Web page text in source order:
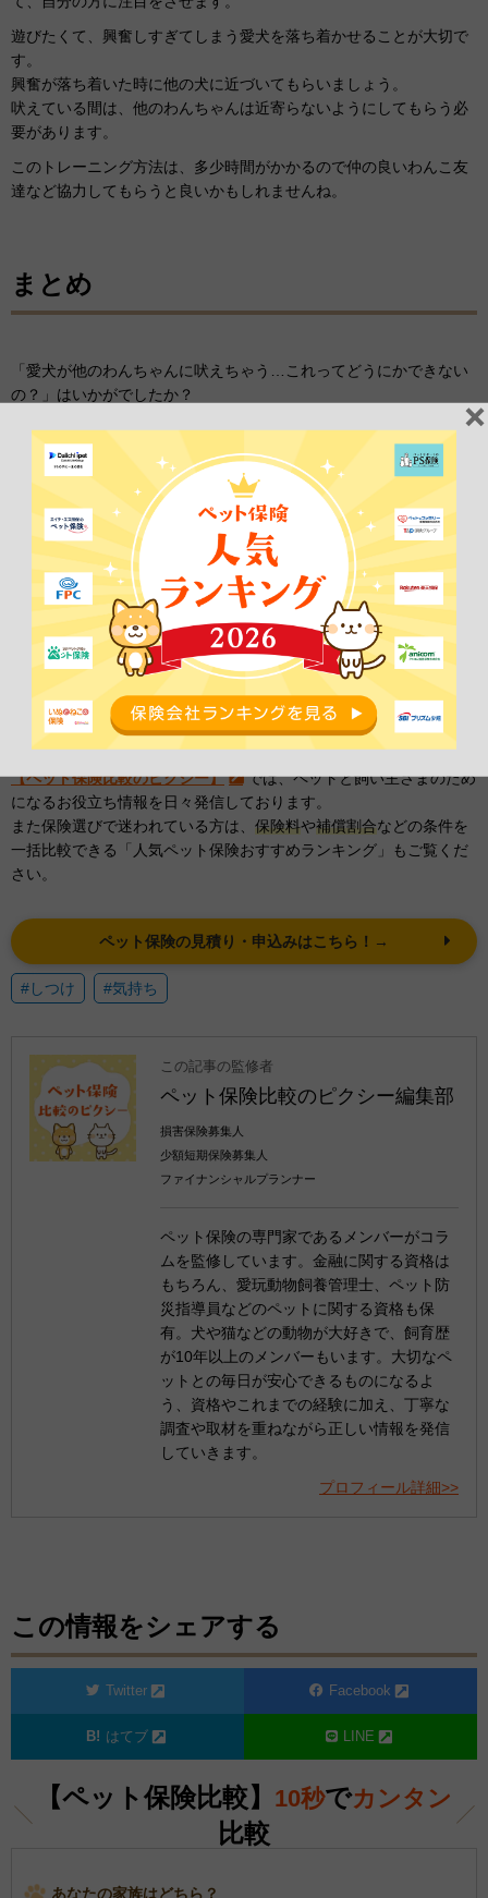
遊びたくて、興奮しすぎてしまう愛犬を落ち着かせることが大切で
す。
興奮が落ち着いた時に他の犬に近づいてもらいましょう。
吠えている間は、他のわんちゃんは近寄らないようにしてもらう必
要があります。
このトレーニング方法は、多少時間がかかるので仲の良いわんこ友
達など協力してもらうと良いかもしれませんね。
まとめ
「愛犬が他のわんちゃんに吠えちゃう…これってどうにかできない
の？」はいかがでしたか？
愛犬が吠えるのも、吠えをやめさせるのも飼い主さん次第ではあり
ます。
1度吠え癖がついてしまうと、愛犬も体力を消耗しますし、吠えない
と他の犬と遊べない、吠えないと他の犬が通り過ぎない、恐怖が消
えないという誤認識からストレスにもなります。
可能な限り、吠えをやめさせてストレスがかからないようにしてあ
げたいですね。
関連記事
【室内犬】飼いやすいランキングTOP10！しつけや部屋作りも
解説！
【ペット保険比較のピクシー】
では、ペットと飼い主さまのため
になるお役立ち情報を日々発信しております。
また保険選びで迷われている方は、 保険料や補償割合などの条件を
一括比較できる「人気ペット保険おすすめランキング」もご覧くだ
さい。
ペット保険の見積り・申込みはこちら！→
#しつけ #気持ち
この記事の監修者
ペット保険比較のピクシー編集部
損害保険募集人
少額短期保険募集人
ファイナンシャルプランナー
ペット保険の専門家であるメンバーがコラ
ムを監修しています。金融に関する資格は
もちろん、愛玩動物飼養管理士、ペット防
災指導員などのペットに関する資格も保
有。犬や猫などの動物が大好きで、飼育歴
が10年以上のメンバーもいます。大切なペ
ットとの毎日が安心できるものになるよ
う、資格やこれまでの経験に加え、丁寧な
調査や取材を重ねながら正しい情報を発信
していきます。
プロフィール詳細>>
この情報をシェアする
Twitter Facebook
はてブ LINE
【ペット保険比較】 10秒でカンタン
比較
あなたの家族はどちら？